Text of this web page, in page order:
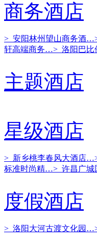
商务酒店
> 安阳林州望山商务酒…
轩高端商务…> 洛阳巴
主题酒店
星级酒店
> 新乡桃李春风大酒店…
标准时尚精…> 许昌广
度假酒店
> 洛阳大河古渡文化园…